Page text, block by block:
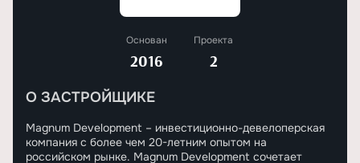
Основан
2016
Проекта
2
О ЗАСТРОЙЩИКЕ
Magnum Development – инвестиционно-девелоперская
компания с более чем 20-летним опытом на
российском рынке. Magnum Development сочетает